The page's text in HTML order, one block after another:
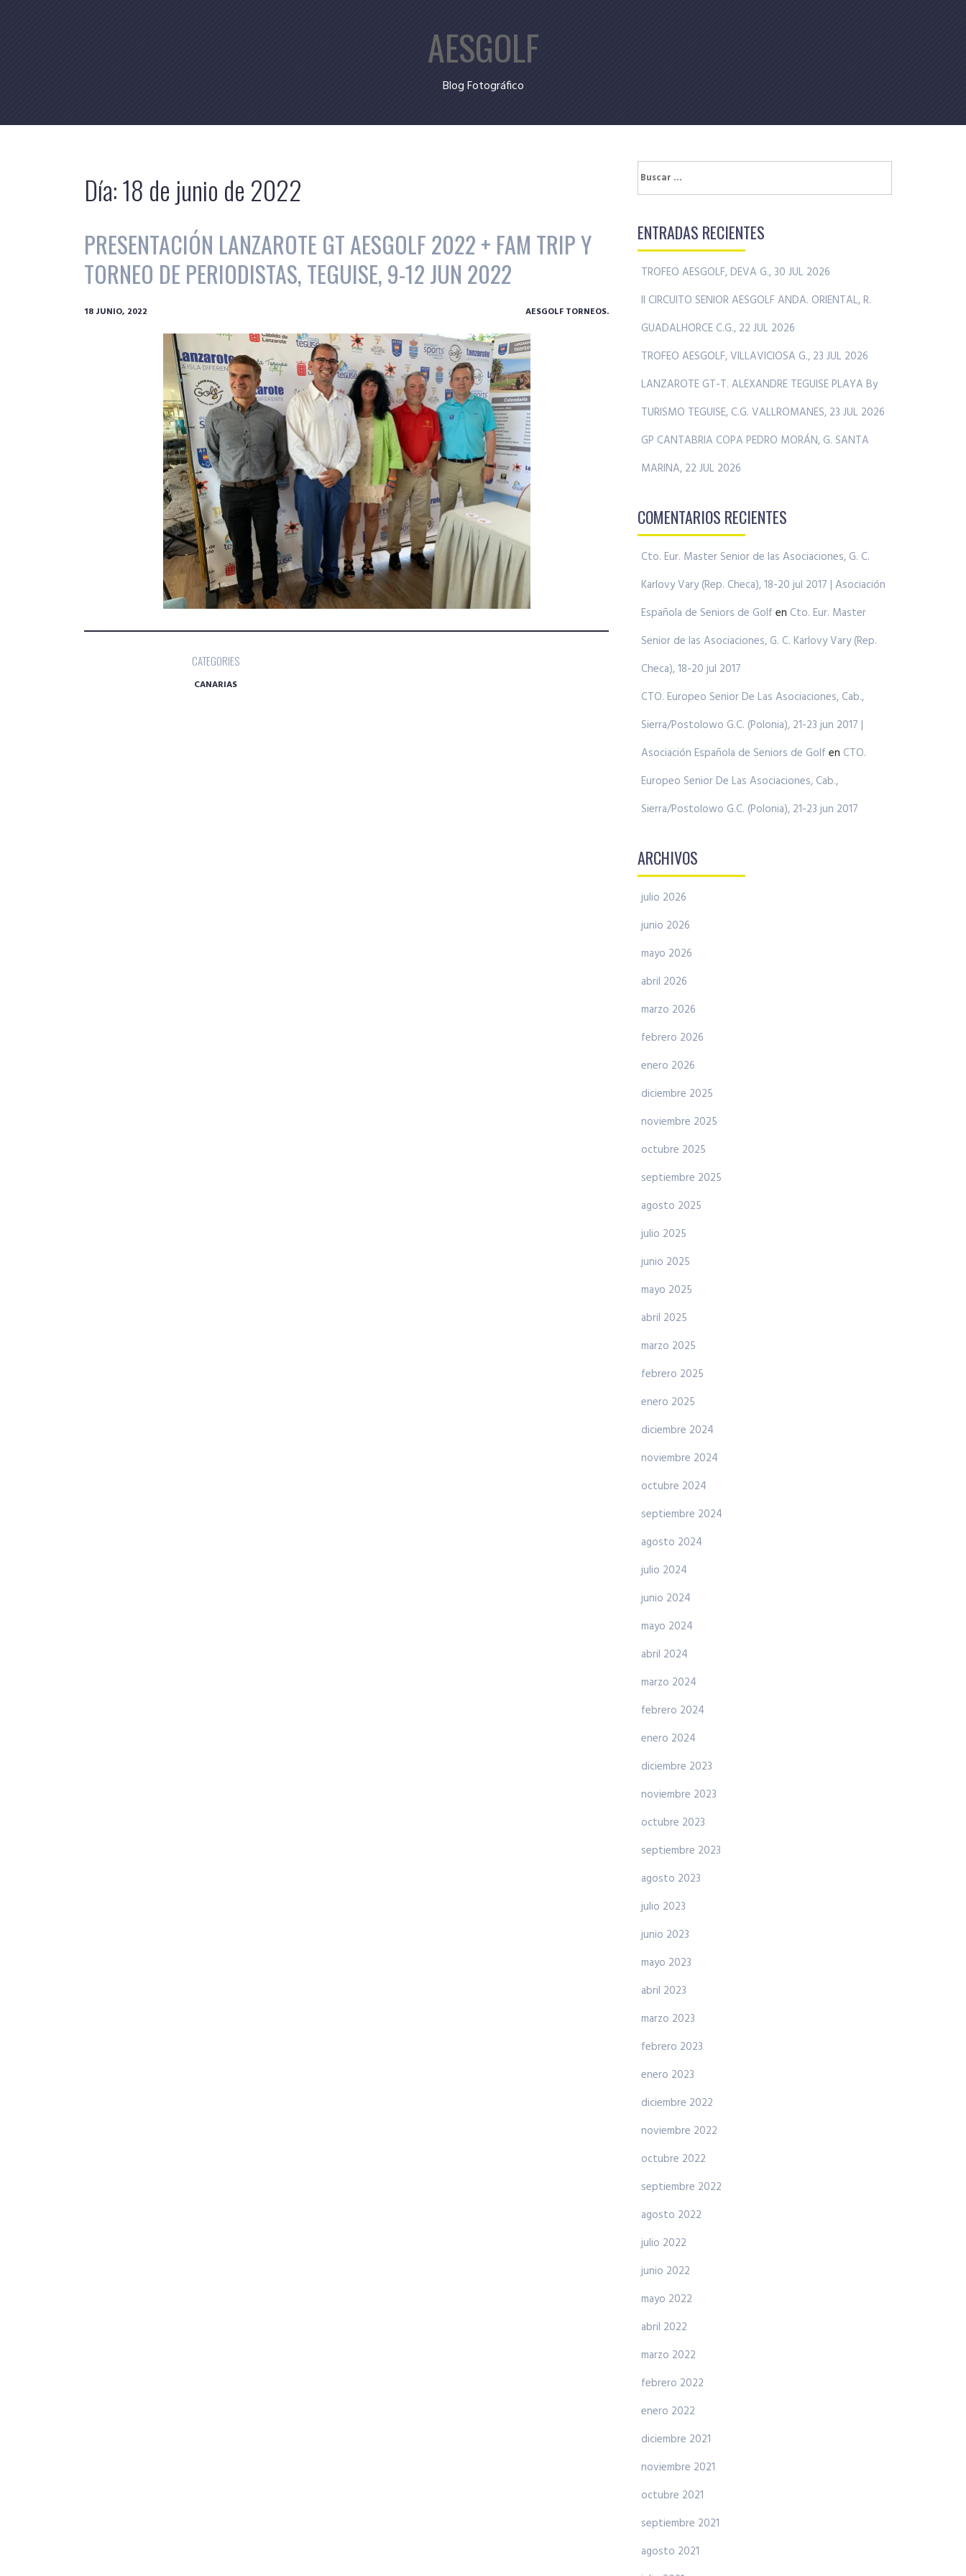
AESGOLF
Blog Fotográfico
Día:18 de junio de 2022
PRESENTACIÓN LANZAROTE GT AESGOLF 2022 + FAM TRIP Y
TORNEO DE PERIODISTAS, TEGUISE, 9-12 JUN 2022
18 JUNIO, 2022 AESGOLF TORNEOS.
CATEGORIES
CANARIAS
Buscar:
ENTRADAS RECIENTES
TROFEO AESGOLF, DEVA G., 30 JUL 2026
II CIRCUITO SENIOR AESGOLF ANDA. ORIENTAL, R.
GUADALHORCE C.G., 22 JUL 2026
TROFEO AESGOLF, VILLAVICIOSA G., 23 JUL 2026
LANZAROTE GT-T. ALEXANDRE TEGUISE PLAYA By
TURISMO TEGUISE, C.G. VALLROMANES, 23 JUL 2026
GP CANTABRIA COPA PEDRO MORÁN, G. SANTA
MARINA, 22 JUL 2026
COMENTARIOS RECIENTES
Cto. Eur. Master Senior de las Asociaciones, G. C.
Karlovy Vary (Rep. Checa), 18-20 jul 2017 | Asociación
Española de Seniors de Golf en Cto. Eur. Master
Senior de las Asociaciones, G. C. Karlovy Vary (Rep.
Checa), 18-20 jul 2017
CTO. Europeo Senior De Las Asociaciones, Cab.,
Sierra/Postolowo G.C. (Polonia), 21-23 jun 2017 |
Asociación Española de Seniors de Golf en CTO.
Europeo Senior De Las Asociaciones, Cab.,
Sierra/Postolowo G.C. (Polonia), 21-23 jun 2017
ARCHIVOS
julio 2026
junio 2026
mayo 2026
abril 2026
marzo 2026
febrero 2026
enero 2026
diciembre 2025
noviembre 2025
octubre 2025
septiembre 2025
agosto 2025
julio 2025
junio 2025
mayo 2025
abril 2025
marzo 2025
febrero 2025
enero 2025
diciembre 2024
noviembre 2024
octubre 2024
septiembre 2024
agosto 2024
julio 2024
junio 2024
mayo 2024
abril 2024
marzo 2024
febrero 2024
enero 2024
diciembre 2023
noviembre 2023
octubre 2023
septiembre 2023
agosto 2023
julio 2023
junio 2023
mayo 2023
abril 2023
marzo 2023
febrero 2023
enero 2023
diciembre 2022
noviembre 2022
octubre 2022
septiembre 2022
agosto 2022
julio 2022
junio 2022
mayo 2022
abril 2022
marzo 2022
febrero 2022
enero 2022
diciembre 2021
noviembre 2021
octubre 2021
septiembre 2021
agosto 2021